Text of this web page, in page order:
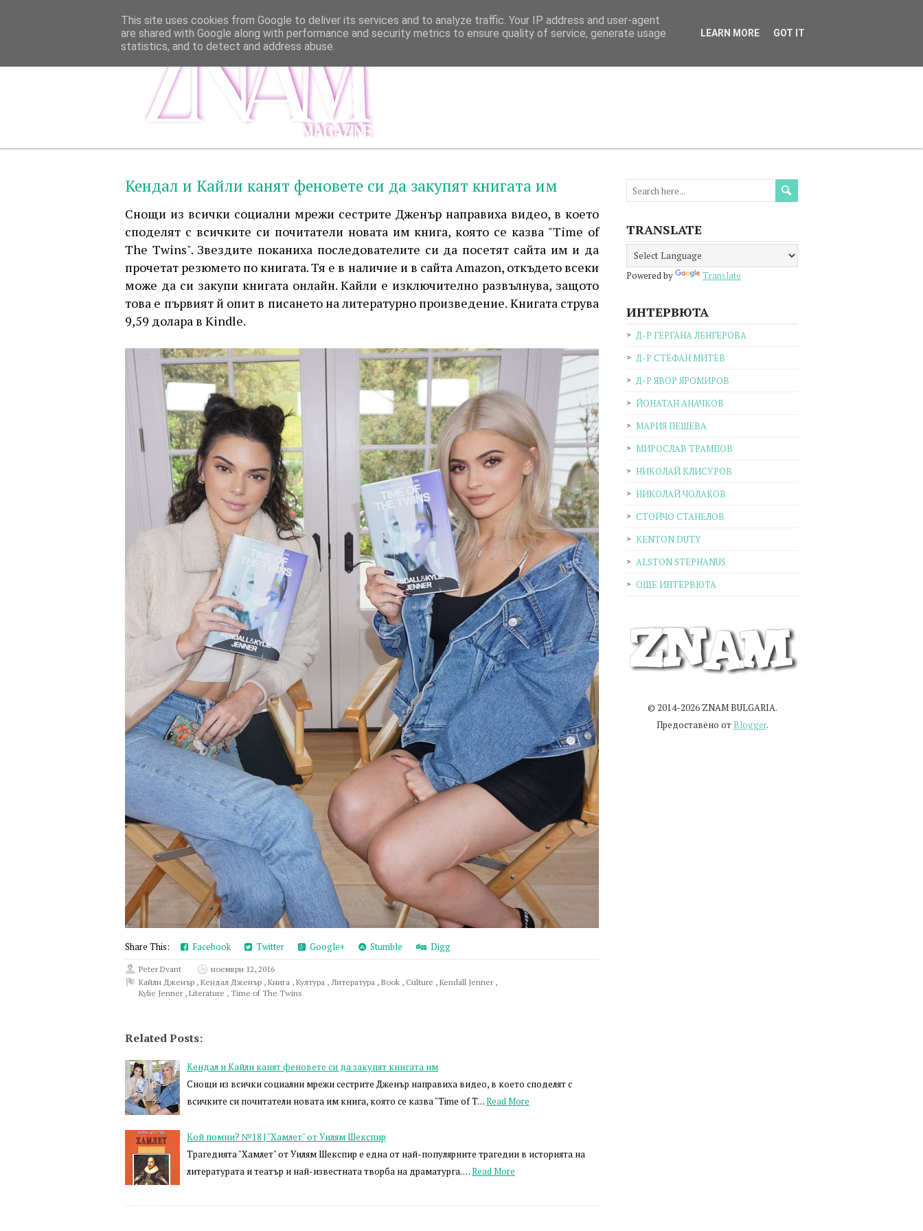
Кендал и Кайли канят феновете си да закупят книгата им
Снощи из всички социални мрежи сестрите Дженър направиха видео, в което
споделят с всичките си почитатели новата им книга, която се казва "Time of
The Twins". Звездите поканиха последователите си да посетят сайта им и да
прочетат резюмето по книгата. Тя е в наличие и в сайта Amazon, откъдето всеки
може да си закупи книгата онлайн. Кайли е изключително развълнува, защото
това е първият й опит в писането на литературно произведение. Книгата струва
9,59 долара в Kindle.
Share This: Facebook Twitter Google+ Stumble Digg
Peter Dvant
ноември 12, 2016
Кайли Дженър , Кендал Дженър , Книга , Култура , Литература , Book , Culture , Kendall Jenner ,
Kylie Jenner , Literature , Time of The Twins
Related Posts:
Кендал и Кайли канят феновете си да закупят книгата им
Снощи из всички социални мрежи сестрите Дженър направиха видео, в което споделят с
всичките си почитатели новата им книга, която се казва "Time of T…Read More
Кой помни? №18 | "Хамлет" от Уилям Шекспир
Трагедията "Хамлет" от Уилям Шекспир е една от най-популярните трагедии в историята на
литературата и театър и най-известната творба на драматурга. …Read More
TRANSLATE
Powered by Translate
ИНТЕРВЮТА
Д-Р ГЕРГАНА ЛЕНГЕРОВА
Д-Р СТЕФАН МИТЕВ
Д-Р ЯВОР ЯРОМИРОВ
ЙОНАТАН АНАЧКОВ
МАРИЯ ПЕШЕВА
МИРОСЛАВ ТРАМПОВ
НИКОЛАЙ КЛИСУРОВ
НИКОЛАЙ ЧОЛАКОВ
СТОЙЧО СТАНЕЛОВ
KENTON DUTY
ALSTON STEPHANUS
ОЩЕ ИНТЕРВЮТА
© 2014-2026 ZNAM BULGARIA.
Предоставено от Blogger.
This site uses cookies from Google to deliver its services and to analyze traffic. Your IP address and user-agent
are shared with Google along with performance and security metrics to ensure quality of service, generate usage
statistics, and to detect and address abuse.
LEARN MORE GOT IT